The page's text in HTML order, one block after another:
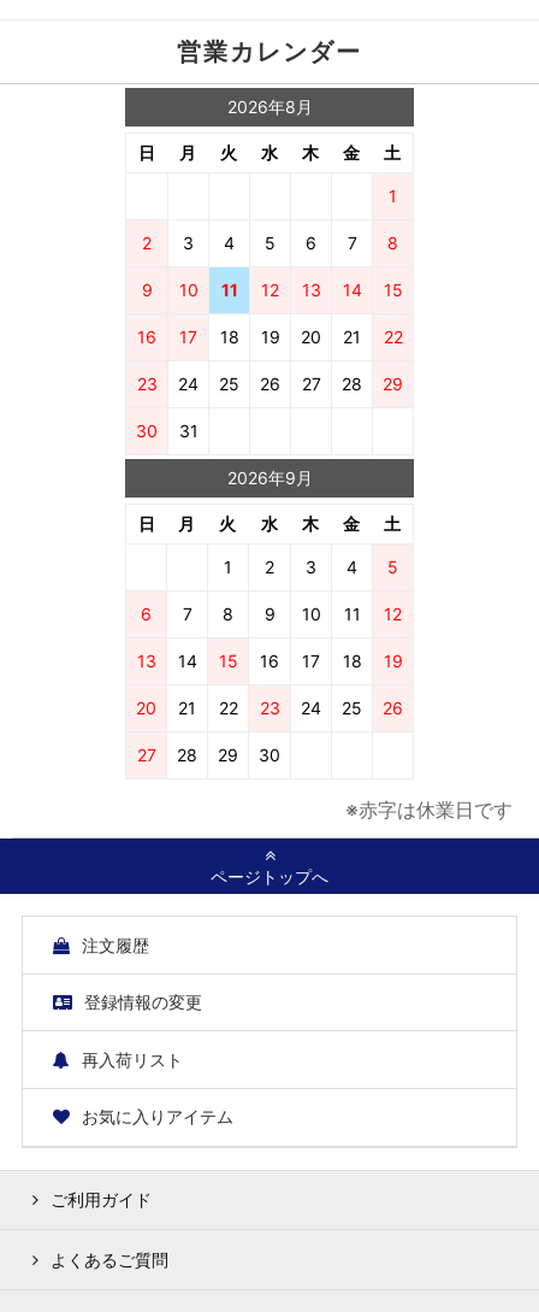
営業カレンダー
2026年8月
日 月 火 水 木 金 土
1
2 3 4 5 6 7 8
9 10 11 12 13 14 15
16 17 18 19 20 21 22
23 24 25 26 27 28 29
30 31
2026年9月
日 月 火 水 木 金 土
1 2 3 4 5
6 7 8 9 10 11 12
13 14 15 16 17 18 19
20 21 22 23 24 25 26
27 28 29 30
※赤字は休業日です
ページトップへ
注文履歴
登録情報の変更
再入荷リスト
お気に入りアイテム
ご利用ガイド
よくあるご質問